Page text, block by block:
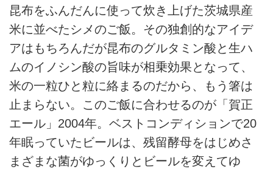
昆布をふんだんに使って炊き上げた茨城県産
米に並べたシメのご飯。その独創的なアイデ
アはもちろんだが昆布のグルタミン酸と生ハ
ムのイノシン酸の旨味が相乗効果となって、
米の一粒ひと粒に絡まるのだから、もう箸は
止まらない。このご飯に合わせるのが「賀正
エール」2004年。ベストコンディションで20
年眠っていたビールは、残留酵母をはじめさ
まざまな菌がゆっくりとビールを変えてゆ